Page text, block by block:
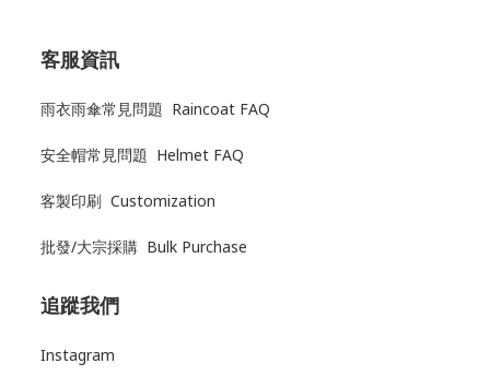
客服資訊
雨衣雨傘常見問題 Raincoat FAQ
安全帽常見問題 Helmet FAQ
客製印刷 Customization
批發/大宗採購 Bulk Purchase
追蹤我們
Instagram